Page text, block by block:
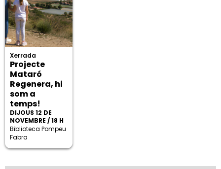
Xerrada
Projecte
Mataró
Regenera, hi
som a
temps!
DIJOUS 12 DE
NOVEMBRE / 18 H
Biblioteca Pompeu
Fabra